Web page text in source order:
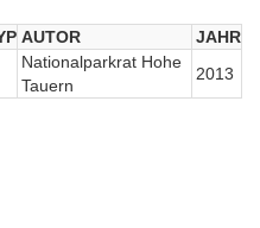
AUTOR
JAHR
Nationalparkrat Hohe
Tauern
2013